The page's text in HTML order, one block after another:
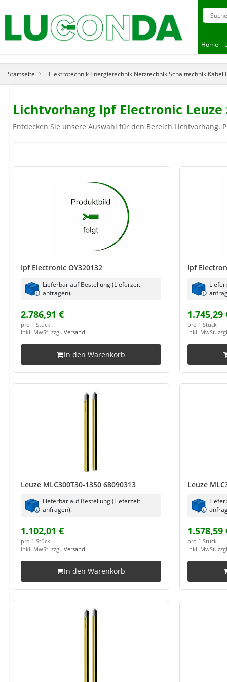
Home
Startseite Elektrotechnik Energietechnik Netztechnik Schalttechnik Kabel
Lichtvorhang Ipf Electronic Leuze
Entdecken Sie unsere Auswahl für den Bereich
Ipf Electronic OY320132
Lieferbar auf Bestellung (Lieferzeit
anfragen).
2.786,91 €
pro 1 Stück
inkl. MwSt. zzgl. Versand
In den Warenkorb
Ipf
1.745,29
pro 1 Stück
inkl. MwSt.
Leuze MLC300T30-1350 68090313
Lieferbar auf Bestellung (Lieferzeit
anfragen).
1.102,01 €
pro 1 Stück
inkl. MwSt. zzgl. Versand
In den Warenkorb
Leuze
1.578,59
pro 1 Stück
inkl. MwSt.